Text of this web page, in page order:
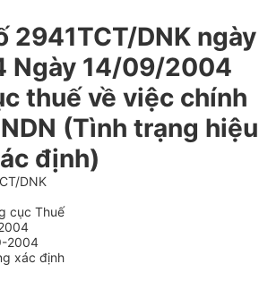
2941TCT/DNK ngày
Ngày 14/09/2004
thuế về việc chính
(Tình trạng hiệu
định)
DNK
cục Thuế
2004
xác định